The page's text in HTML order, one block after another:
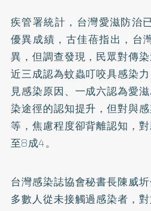
疾管署統計，台灣愛滋防治
優異成績，古佳蓓指出，台
異，但調查發現，民眾對傳
近三成認為蚊蟲叮咬具感染
見感染原因、一成六認為愛
染途徑的認知提升，但對與
等，焦慮程度卻背離認知，
至8成4。
台灣感染誌協會秘書長陳威
多數人從未接觸過感染者，